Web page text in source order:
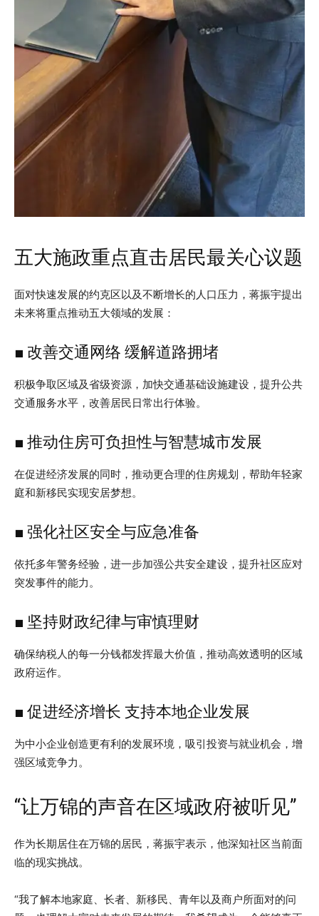
五大施政重点直击居民最关心议题
面对快速发展的约克区以及不断增长的人口压力，蒋振宇提出
未来将重点推动五大领域的发展：
■ 改善交通网络 缓解道路拥堵
积极争取区域及省级资源，加快交通基础设施建设，提升公共
交通服务水平，改善居民日常出行体验。
■ 推动住房可负担性与智慧城市发展
在促进经济发展的同时，推动更合理的住房规划，帮助年轻家
庭和新移民实现安居梦想。
■ 强化社区安全与应急准备
依托多年警务经验，进一步加强公共安全建设，提升社区应对
突发事件的能力。
■ 坚持财政纪律与审慎理财
确保纳税人的每一分钱都发挥最大价值，推动高效透明的区域
政府运作。
■ 促进经济增长 支持本地企业发展
为中小企业创造更有利的发展环境，吸引投资与就业机会，增
强区域竞争力。
“让万锦的声音在区域政府被听见”
作为长期居住在万锦的居民，蒋振宇表示，他深知社区当前面
临的现实挑战。
“我了解本地家庭、长者、新移民、青年以及商户所面对的问